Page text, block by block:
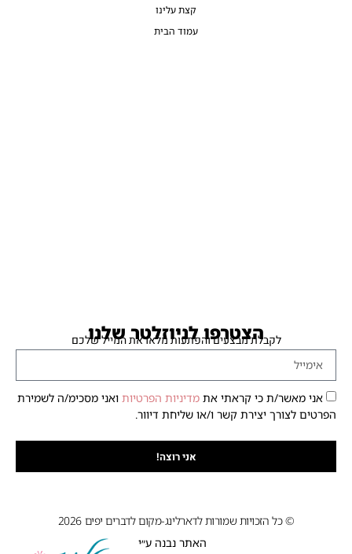
קצת עלינו
עמוד הבית
הצטרפו לניוזלטר שלנו
לקבלת מבצעים והפתעות מלאו את המייל שלכם
אני מאשר/ת כי קראתי אתמדיניות הפרטיותואני מסכימ/ה לשמירת
הפרטים לצורך יצירת קשר ו/או שליחת דיוור.
אני רוצה!
© כל הזכויות שמורות לדארלינג-מקום לדברים יפים 2026
האתר נבנה ע״י